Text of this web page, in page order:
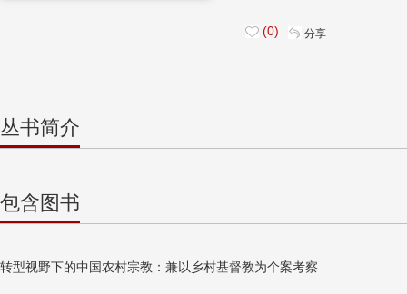
(0) 分享
丛书简介
包含图书
转型视野下的中国农村宗教：兼以乡村基督教为个案考察